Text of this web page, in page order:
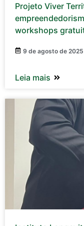
Projeto Viver
workshops
9 de agosto de 2025
Leia mais